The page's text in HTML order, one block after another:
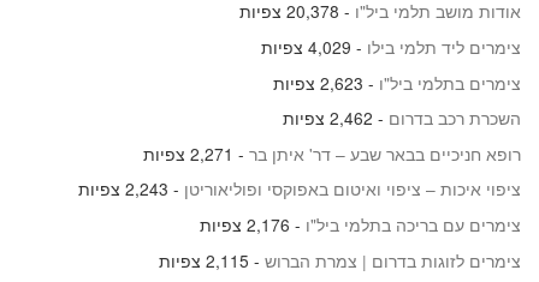
אודות מושב תלמי ביל"ו - 20,378 צפיות
צימרים ליד תלמי בילו - 4,029 צפיות
צימרים בתלמי ביל"ו - 2,623 צפיות
השכרת רכב בדרום - 2,462 צפיות
רופא חניכיים בבאר שבע – דר' איתן בר - 2,271 צפיות
ציפוי איכות – ציפוי ואיטום באפוקסי ופוליאוריטן - 2,243 צפיות
צימרים עם בריכה בתלמי ביל"ו - 2,176 צפיות
צימרים לזוגות בדרום | צמרת הברוש - 2,115 צפיות